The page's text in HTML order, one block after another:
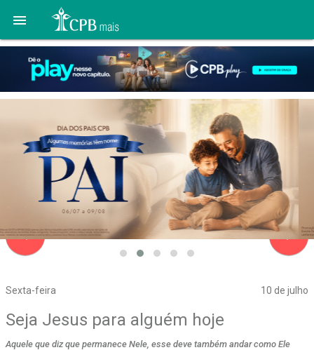

Sexta-feira 10 de julho
navigate_before
Seja Jesus para alguém hoje
Aquele que diz que permanece Nele, esse deve também andar como Ele
navigate_next